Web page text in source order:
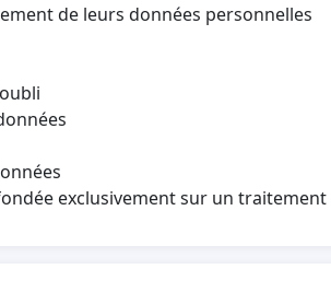
de leurs données personnelles
exclusivement sur un